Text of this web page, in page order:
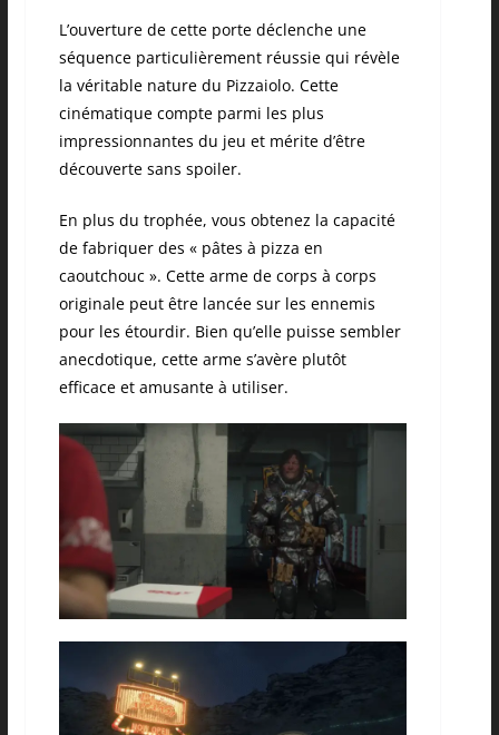
L’ouverture de cette porte déclenche une
séquence particulièrement réussie qui révèle
la véritable nature du Pizzaiolo. Cette
cinématique compte parmi les plus
impressionnantes du jeu et mérite d’être
découverte sans spoiler.
En plus du trophée, vous obtenez la capacité
de fabriquer des « pâtes à pizza en
caoutchouc ». Cette arme de corps à corps
originale peut être lancée sur les ennemis
pour les étourdir. Bien qu’elle puisse sembler
anecdotique, cette arme s’avère plutôt
efficace et amusante à utiliser.